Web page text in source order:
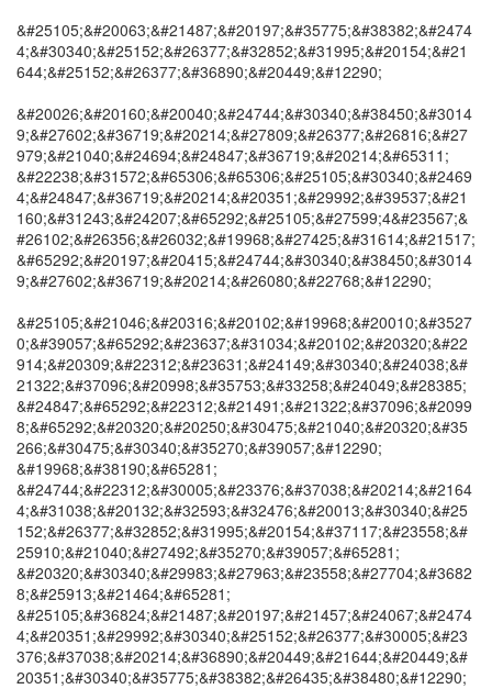
&#25105;&#20063;&#21487;&#20197;&#35775;&#38382;&#2474
4;&#30340;&#25152;&#26377;&#32852;&#31995;&#20154;&#21
644;&#25152;&#26377;&#36890;&#20449;&#12290;
&#20026;&#20160;&#20040;&#24744;&#30340;&#38450;&#3014
9;&#27602;&#36719;&#20214;&#27809;&#26377;&#26816;&#27
979;&#21040;&#24694;&#24847;&#36719;&#20214;&#65311;
&#22238;&#31572;&#65306;&#65306;&#25105;&#30340;&#2469
4;&#24847;&#36719;&#20214;&#20351;&#29992;&#39537;&#21
160;&#31243;&#24207;&#65292;&#25105;&#27599;4&#23567;&
#26102;&#26356;&#26032;&#19968;&#27425;&#31614;&#21517;
&#65292;&#20197;&#20415;&#24744;&#30340;&#38450;&#3014
9;&#27602;&#36719;&#20214;&#26080;&#22768;&#12290;
&#25105;&#21046;&#20316;&#20102;&#19968;&#20010;&#3527
0;&#39057;&#65292;&#23637;&#31034;&#20102;&#20320;&#22
914;&#20309;&#22312;&#23631;&#24149;&#30340;&#24038;&#
21322;&#37096;&#20998;&#35753;&#33258;&#24049;&#28385;
&#24847;&#65292;&#22312;&#21491;&#21322;&#37096;&#2099
8;&#65292;&#20320;&#20250;&#30475;&#21040;&#20320;&#35
266;&#30475;&#30340;&#35270;&#39057;&#12290;
&#19968;&#38190;&#65281;
&#24744;&#22312;&#30005;&#23376;&#37038;&#20214;&#2164
4;&#31038;&#20132;&#32593;&#32476;&#20013;&#30340;&#25
152;&#26377;&#32852;&#31995;&#20154;&#37117;&#23558;&#
25910;&#21040;&#27492;&#35270;&#39057;&#65281;
&#20320;&#30340;&#29983;&#27963;&#23558;&#27704;&#3682
8;&#25913;&#21464;&#65281;
&#25105;&#36824;&#21487;&#20197;&#21457;&#24067;&#2474
4;&#20351;&#29992;&#30340;&#25152;&#26377;&#30005;&#23
376;&#37038;&#20214;&#36890;&#20449;&#21644;&#20449;&#
20351;&#30340;&#35775;&#38382;&#26435;&#38480;&#12290;